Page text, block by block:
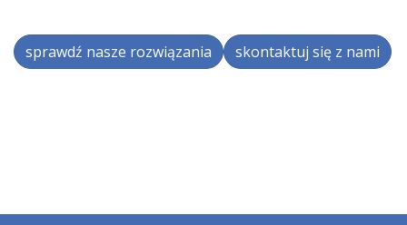
sprawdź nasze rozwiązania skontaktuj się z nami